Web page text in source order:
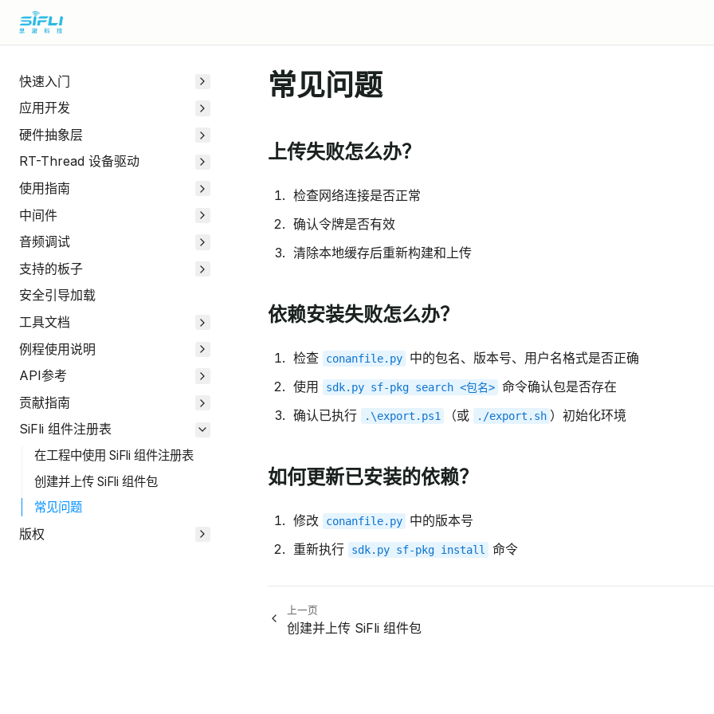
快速入门
应用开发
硬件抽象层
RT-Thread 设备驱动
使用指南
中间件
音频调试
支持的板子
安全引导加载
工具文档
例程使用说明
API参考
贡献指南
SiFli 组件注册表
在工程中使用 SiFli 组件注册表
创建并上传 SiFli 组件包
常见问题
版权
常见问题
上传失败怎么办？
检查网络连接是否正常
确认令牌是否有效
清除本地缓存后重新构建和上传
依赖安装失败怎么办？
检查 conanfile.py
中的包名、版本号、用户名格式是否正确
使用
sdk.py sf-pkg search <包名> 命令确认包是否存在
确认已执行
.\export.ps1 （或 ./export.sh ）初始化环境
如何更新已安装的依赖？
修改 conanfile.py
中的版本号
重新执行
sdk.py sf-pkg install 命令
上一页
创建并上传 SiFli 组件包